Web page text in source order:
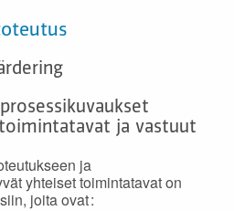
ja vastuut
ja
yhteiset toimintatavat on
joita ovat :